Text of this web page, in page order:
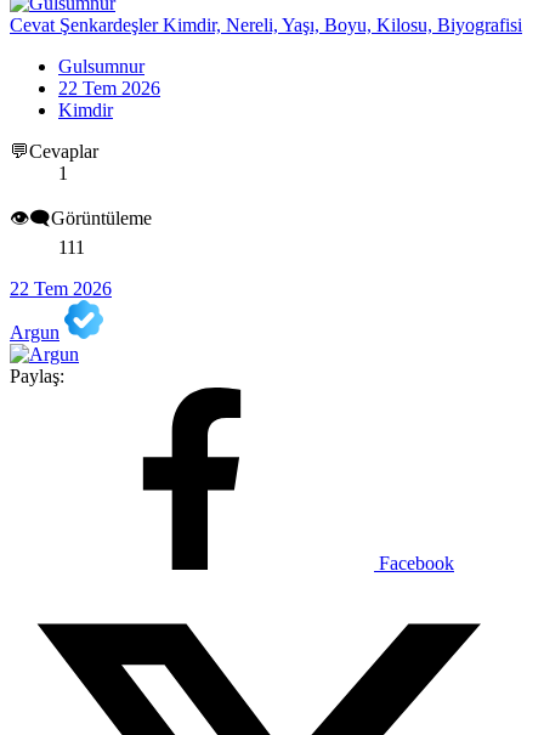
Cevat Şenkardeşler Kimdir, Nereli, Yaşı, Boyu, Kilosu, Biyografisi
Gulsumnur
22 Tem 2026
Kimdir
💬Cevaplar
1
👁️‍🗨️Görüntüleme
111
22 Tem 2026
Argun
Paylaş:
Facebook